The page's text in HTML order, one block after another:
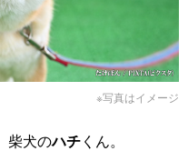
※写真はイメージ
柴犬のハチくん。